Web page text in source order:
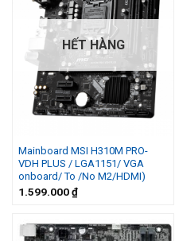
HẾT HÀNG
Mainboard MSI H310M PRO-
VDH PLUS / LGA1151/ VGA
onboard/ To /No M2/HDMI)
1.599.000₫